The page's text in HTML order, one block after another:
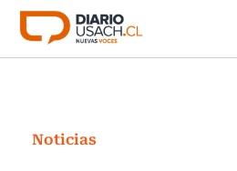
Click acá para ir directamente
Investigación
Noticias